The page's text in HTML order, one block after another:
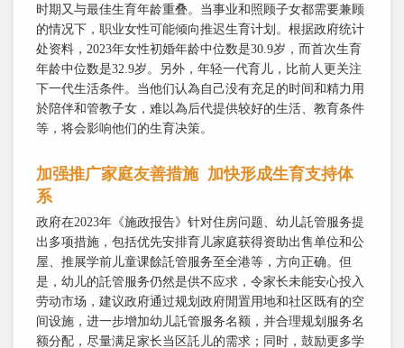
时期又与最佳生育年龄重叠。当事业和照顾子女都需要兼顾
的情况下，职业女性可能倾向推迟生育计划。根据政府统计
处资料，2023年女性初婚年龄中位数是30.9岁，而首次生育
年龄中位数是32.9岁。另外，年轻一代育儿，比前人更关注
下一代生活条件。当他们认為自己没有充足的时间和精力用
於陪伴和管教子女，难以為后代提供较好的生活、教育条件
等，将会影响他们的生育决策。
加强推广家庭友善措施 加快形成生育支持体
系
政府在2023年《施政报告》针对住房问题、幼儿託管服务提
出多项措施，包括优先安排育儿家庭获得资助出售单位和公
屋、推展学前儿童课餘託管服务至全港等，方向正确。但
是，幼儿的託管服务仍然是供不应求，令家长未能安心投入
劳动市场，建议政府通过规划政府閒置用地和社区既有的空
间设施，进一步增加幼儿託管服务名额，并合理规划服务名
额分配，尽量满足家长当区託儿的需求；同时，鼓励更多学